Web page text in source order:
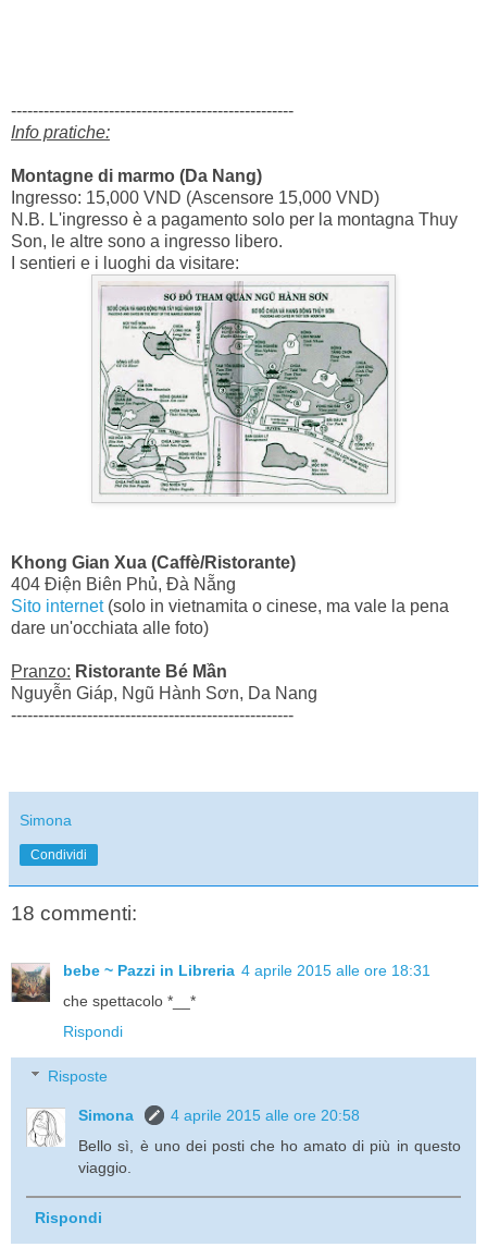
----------------------------------------------------
Info pratiche:
Montagne di marmo (Da Nang)
Ingresso: 15,000 VND (Ascensore 15,000 VND)
N.B. L'ingresso è a pagamento solo per la montagna Thuy
Son, le altre sono a ingresso libero.
I sentieri e i luoghi da visitare:
Khong Gian Xua (Caffè/Ristorante)
404 Điện Biên Phủ, Đà Nẵng
Sito internet(solo in vietnamita o cinese, ma vale la pena
dare un'occhiata alle foto)
Pranzo: Ristorante Bé Mần
Nguyễn Giáp, Ngũ Hành Sơn, Da Nang
----------------------------------------------------
Simona
Condividi
18 commenti:
bebe ~ Pazzi in Libreria 4 aprile 2015 alle ore 18:31
che spettacolo *__*
Rispondi
Risposte
Simona
4 aprile 2015 alle ore 20:58
Bello sì, è uno dei posti che ho amato di più in questo
viaggio.
Rispondi